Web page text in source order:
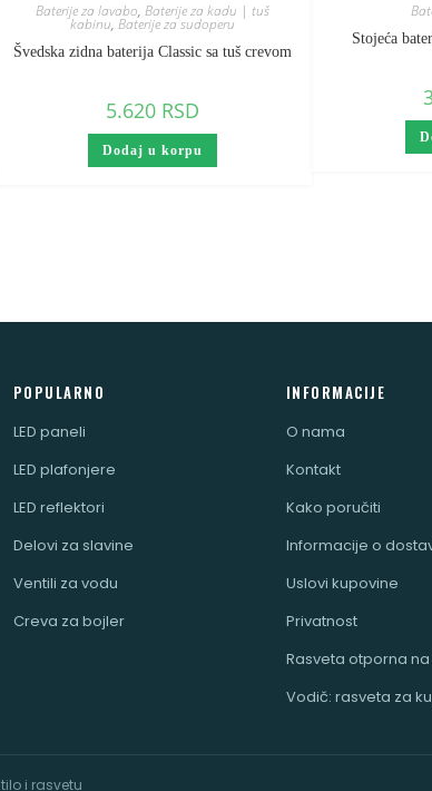
Baterije za lavabo,Baterije za kadu | tuš
kabinu,Baterije za sudoperu
Švedska zidna baterija Classic sa tuš crevom
5.620 RSD
Dodaj u korpu
Stojeća
POPULARNO
LED paneli
LED plafonjere
LED reflektori
Delovi za slavine
Ventili za vodu
Creva za bojler
INFORMACIJE
O nama
Kontakt
Kako poručiti
Informacije o
Uslovi kupovine
Privatnost
Rasveta otporna
Vodič: rasveta za
i rasvetu